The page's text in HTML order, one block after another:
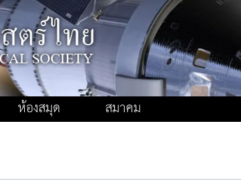
ห้องสมุด สมาคม